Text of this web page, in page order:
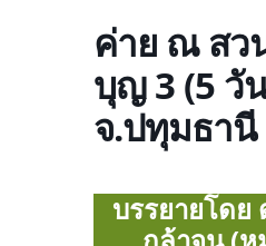
ค่าย ณ สว
บุญ 3 (5 วั
จ.ปทุมธานี
บรรยายโดย